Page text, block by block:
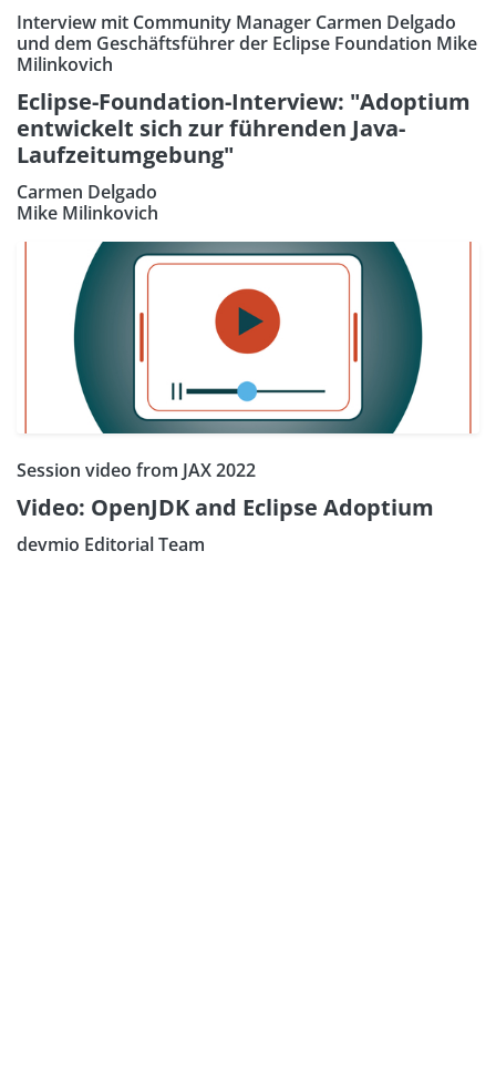
Interview mit Community Manager Carmen Delgado
und dem Geschäftsführer der Eclipse Foundation Mike
Milinkovich
Eclipse-Foundation-Interview: "Adoptium
entwickelt sich zur führenden Java-
Laufzeitumgebung"
Carmen Delgado
Mike Milinkovich
Session video from JAX 2022
Video: OpenJDK and Eclipse Adoptium
devmio Editorial Team